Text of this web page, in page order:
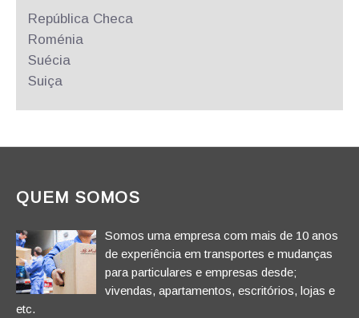
República Checa
Roménia
Suécia
Suiça
QUEM SOMOS
Somos uma empresa com mais de 10 anos
de experiência em transportes e mudanças
para particulares e empresas desde;
vivendas, apartamentos, escritórios, lojas e
etc.